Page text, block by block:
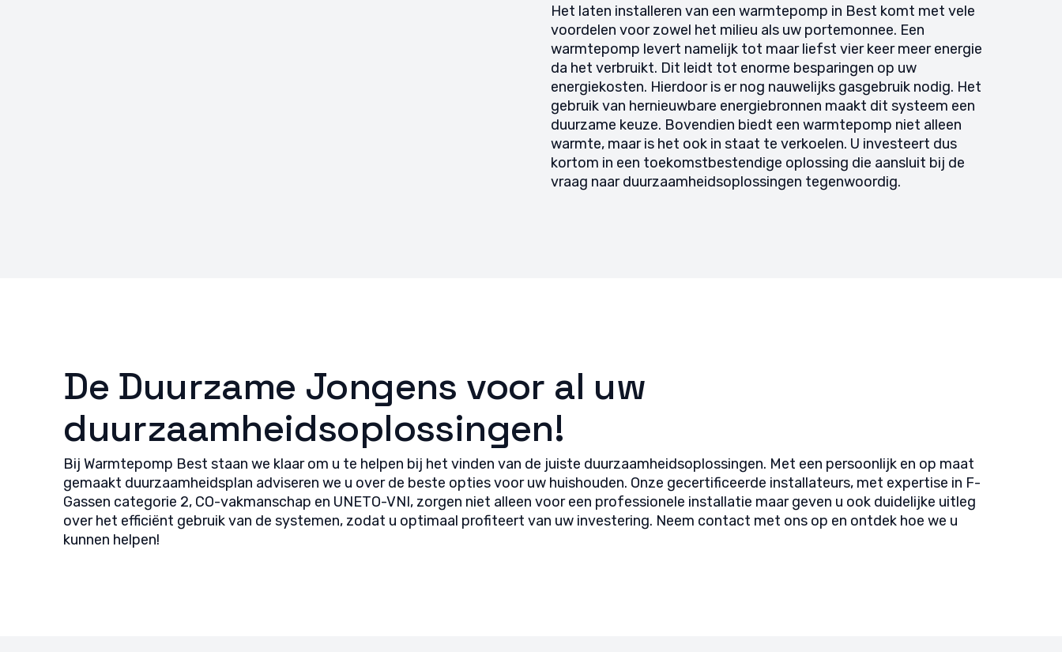
Het laten installeren van een warmtepomp in Best komt met vele
voordelen voor zowel het milieu als uw portemonnee. Een
warmtepomp levert namelijk tot maar liefst vier keer meer energie
da het verbruikt. Dit leidt tot enorme besparingen op uw
energiekosten. Hierdoor is er nog nauwelijks gasgebruik nodig. Het
gebruik van hernieuwbare energiebronnen maakt dit systeem een
duurzame keuze. Bovendien biedt een warmtepomp niet alleen
warmte, maar is het ook in staat te verkoelen. U investeert dus
kortom in een toekomstbestendige oplossing die aansluit bij de
vraag naar duurzaamheidsoplossingen tegenwoordig.
De Duurzame Jongens voor al uw
duurzaamheidsoplossingen!
Bij Warmtepomp Best staan we klaar om u te helpen bij het vinden van de juiste duurzaamheidsoplossingen. Met een persoonlijk en op maat
gemaakt duurzaamheidsplan adviseren we u over de beste opties voor uw huishouden. Onze gecertificeerde installateurs, met expertise in F-
Gassen categorie 2, CO-vakmanschap en UNETO-VNI, zorgen niet alleen voor een professionele installatie maar geven u ook duidelijke uitleg
over het efficiënt gebruik van de systemen, zodat u optimaal profiteert van uw investering. Neem contact met ons op en ontdek hoe we u
kunnen helpen!